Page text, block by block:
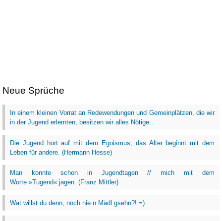
Neue Sprüche
In einem kleinen Vorrat an Redewendungen und Gemeinplätzen, die wir
in der Jugend erlernten, besitzen wir alles Nötige...
Die Jugend hört auf mit dem Egoismus, das Alter beginnt mit dem
Leben für andere. (Hermann Hesse)
Man konnte schon in Jugendtagen // mich mit dem
Worte »Tugend« jagen. (Franz Mittler)
Wat willst du denn, noch nie n Mädl gsehn?! =)